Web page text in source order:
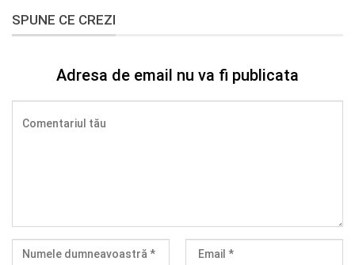
SPUNE CE CREZI
Adresa de email nu va fi publicata